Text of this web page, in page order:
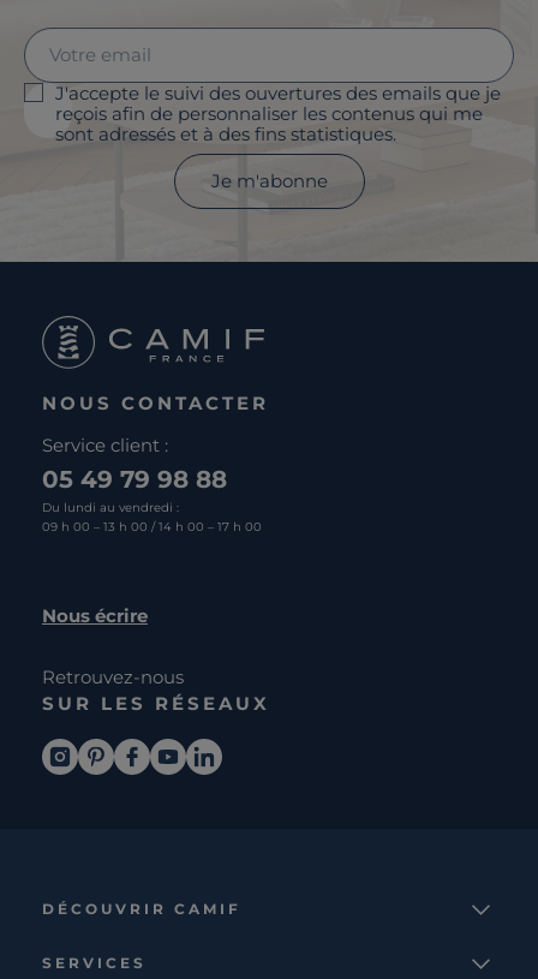
J'accepte le suivi des ouvertures des emails que je
reçois afin de personnaliser les contenus qui me
sont adressés et à des fins statistiques.
Je m'abonne
NOUS CONTACTER
Service client :
05 49 79 98 88
Du lundi au vendredi :
09 h 00 – 13 h 00 / 14 h 00 – 17 h 00
Nous écrire
Retrouvez-nous
SUR LES RÉSEAUX
DÉCOUVRIR CAMIF
SERVICES